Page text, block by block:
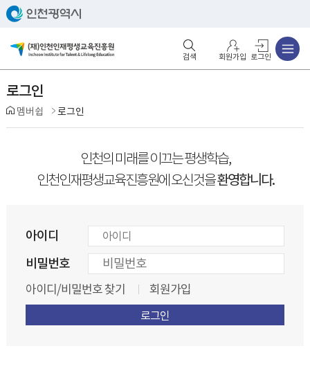
회원가입 로그인
로그인
멤버쉽 로그인
인천의 미래를 이끄는 평생학습,
인천인재평생교육진흥원에 오신것을환영합니다.
아이디
비밀번호
아이디/비밀번호 찾기 회원가입